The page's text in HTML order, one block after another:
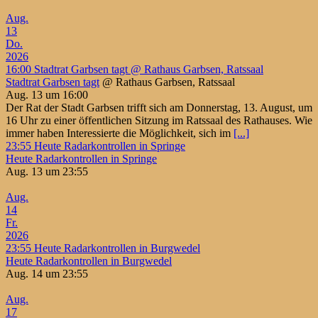
Aug.
13
Do.
2026
16:00 Stadtrat Garbsen tagt @ Rathaus Garbsen, Ratssaal
Stadtrat Garbsen tagt @ Rathaus Garbsen, Ratssaal
Aug. 13 um 16:00
Der Rat der Stadt Garbsen trifft sich am Donnerstag, 13. August, um
16 Uhr zu einer öffentlichen Sitzung im Ratssaal des Rathauses. Wie
immer haben Interessierte die Möglichkeit, sich im [...]
23:55 Heute Radarkontrollen in Springe
Heute Radarkontrollen in Springe
Aug. 13 um 23:55
Aug.
14
Fr.
2026
23:55 Heute Radarkontrollen in Burgwedel
Heute Radarkontrollen in Burgwedel
Aug. 14 um 23:55
Aug.
17